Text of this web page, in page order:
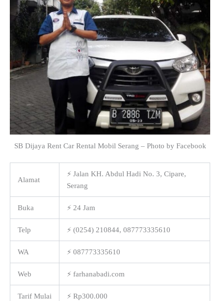
SB Dijaya Rent Car Rental Mobil Serang – Photo by Facebook
Alamat
⚡ Jalan KH. Abdul Hadi No. 3, Cipare,
Serang
Buka ⚡ 24 Jam
Telp ⚡ (0254) 210844, 087773335610
WA ⚡ 087773335610
Web ⚡ farhanabadi.com
Tarif Mulai ⚡ Rp300.000